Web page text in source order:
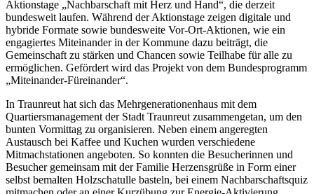
Aktionstage „Nachbarschaft mit Herz und Hand“, die derzeit
bundesweit laufen. Während der Aktionstage zeigen digitale und
hybride Formate sowie bundesweite Vor-Ort-Aktionen, wie ein
engagiertes Miteinander in der Kommune dazu beiträgt, die
Gemeinschaft zu stärken und Chancen sowie Teilhabe für alle zu
ermöglichen. Gefördert wird das Projekt von dem Bundesprogramm
„Miteinander-Füreinander“.
In Traunreut hat sich das Mehrgenerationenhaus mit dem
Quartiersmanagement der Stadt Traunreut zusammengetan, um den
bunten Vormittag zu organisieren. Neben einem angeregten
Austausch bei Kaffee und Kuchen wurden verschiedene
Mitmachstationen angeboten. So konnten die Besucherinnen und
Besucher gemeinsam mit der Familie Herzensgrüße in Form einer
selbst bemalten Holzschatulle basteln, bei einem Nachbarschaftsquiz